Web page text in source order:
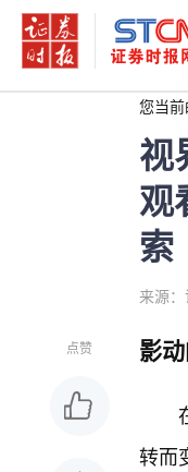
您当前
视
观
索
来源
点赞 影
转而